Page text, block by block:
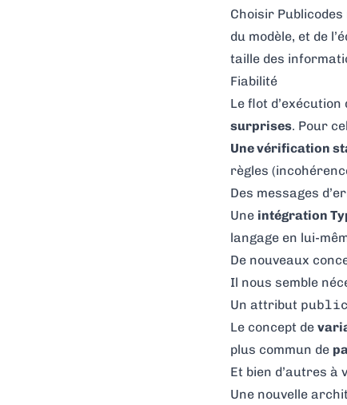
Choisir
du modèle, et de
taille des
Fiabilité
Le flot
surprises. Pour
Une vérification
règles
Des messages
Une intégration
langage en lui-
De nouveaux
Il nous semble
Un attribut public
Le concept de
plus commun de
Et bien d’autres à
Une nouvelle